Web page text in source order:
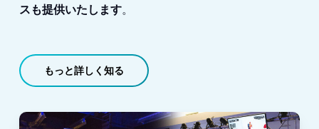
スも提供いたします。
もっと詳しく知る